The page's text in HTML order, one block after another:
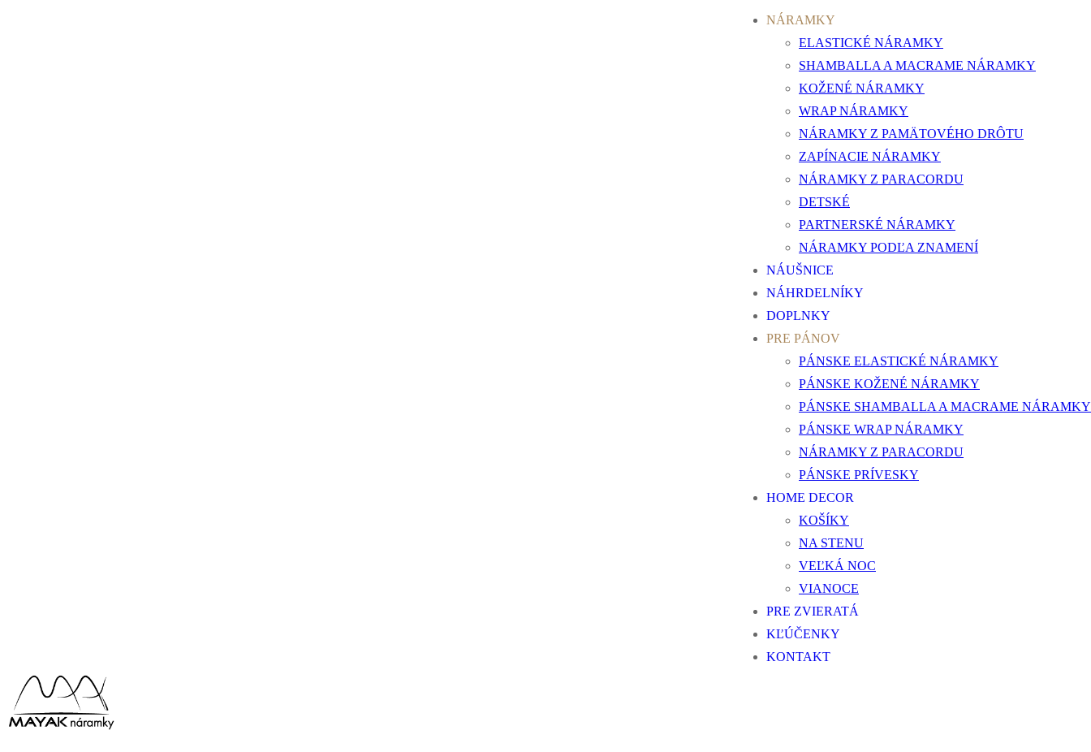
NÁRAMKY
ELASTICKÉ NÁRAMKY
SHAMBALLA A MACRAME NÁRAMKY
KOŽENÉ NÁRAMKY
WRAP NÁRAMKY
NÁRAMKY Z PAMÄTOVÉHO DRÔTU
ZAPÍNACIE NÁRAMKY
NÁRAMKY Z PARACORDU
DETSKÉ
PARTNERSKÉ NÁRAMKY
NÁRAMKY PODĽA ZNAMENÍ
NÁUŠNICE
NÁHRDELNÍKY
DOPLNKY
PRE PÁNOV
PÁNSKE ELASTICKÉ NÁRAMKY
PÁNSKE KOŽENÉ NÁRAMKY
PÁNSKE SHAMBALLA A MACRAME NÁRAMKY
PÁNSKE WRAP NÁRAMKY
NÁRAMKY Z PARACORDU
PÁNSKE PRÍVESKY
HOME DECOR
KOŠÍKY
NA STENU
VEĽKÁ NOC
VIANOCE
PRE ZVIERATÁ
KĽÚČENKY
KONTAKT